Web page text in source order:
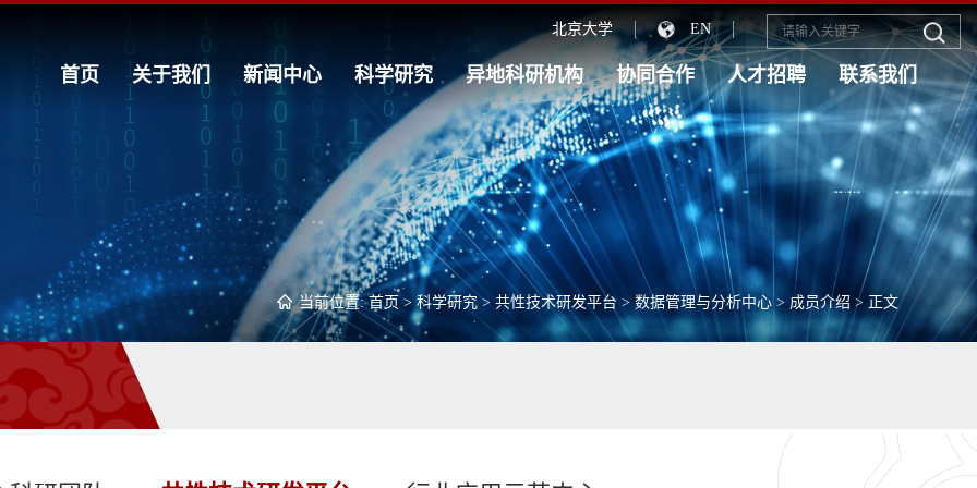
北京大学 EN
首页 关于我们 新闻中心 科学研究 异地科研机构 协同合作 人才招聘 联系我们
当前位置:首页> 科学研究> 共性技术研发平台 > 数据管理与分析中心 > 成员介绍 > 正文